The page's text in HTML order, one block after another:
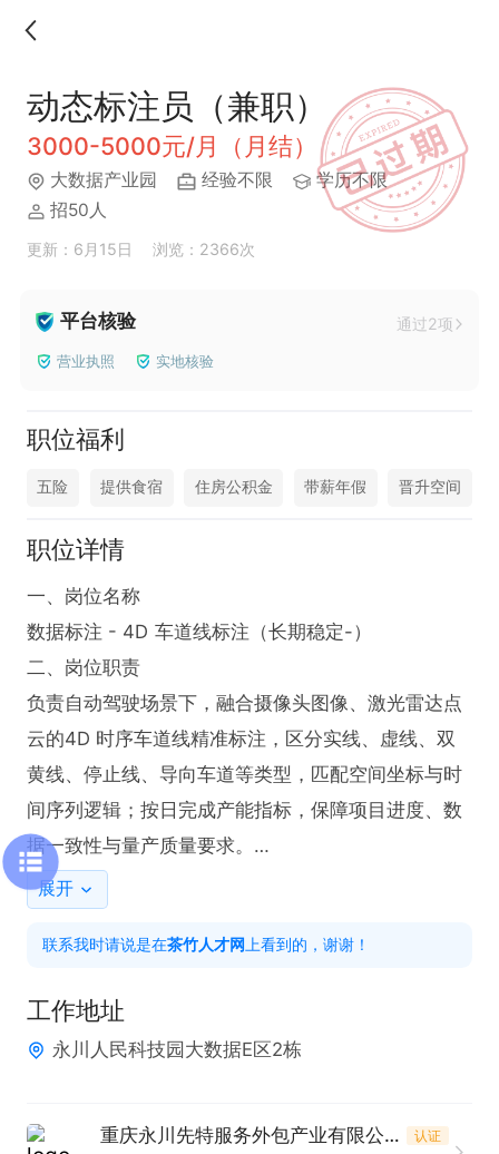
动态标注员（兼职）
3000-5000元/月（月结）
大数据产业园 经验不限
学历不限
招50人
更新：6月15日 浏览：2366次
平台核验 通过2项
营业执照 实地核验
职位福利
五险 提供食宿 住房公积金 带薪年假 晋升空间
职位详情
一、岗位名称
数据标注 - 4D 车道线标注（长期稳定-）
二、岗位职责
负责自动驾驶场景下，融合摄像头图像、激光雷达点
云的4D 时序车道线精准标注，区分实线、虚线、双
黄线、停止线、导向车道等类型，匹配空间坐标与时
间序列逻辑；按日完成产能指标，保障项目进度、数
据一致性与量产质量要求。
二、任职要求
2.具备良好空间立体感、观察力强，细心耐心，责任
3.有 AI 标注、自动驾驶车道线标注经验者优先录用；
4.服从团队管理，配合日清日毕。
1.产能*单价+稳岗补贴
展开
联系我时请说是在茶竹人才网 上看到的，谢谢！
工作地址
永川人民科技园大数据E区2栋
重庆永川先特服务外包产业有限公司 认证